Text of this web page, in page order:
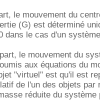
le mouvement du
(G) est déterminé
dans le cas d'un
le mouvement du
aux équations du
"virtuel" est qu'il est
de l'un des objets
réduite du système